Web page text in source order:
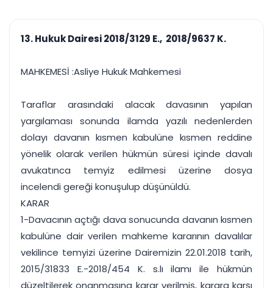
Duruşma ve görev
takvimi
Bildirim
Süreleri asla kaçırmayın
takibi
Tek panelde uçtan uca yönetim
UYAP & UETS entegrasyonundan finansa, hepsi bir arada.
Tüm özellikleri inceleyin Ücretsiz Başlayın
13. Hukuk Dairesi 2018/3129 E., 2018/9637 K.
MAHKEMESİ :Asliye Hukuk Mahkemesi
Taraflar arasındaki alacak davasının yapılan
yargılaması sonunda ilamda yazılı nedenlerden
dolayı davanın kısmen kabulüne kısmen reddine
yönelik olarak verilen hükmün süresi içinde davalı
avukatınca temyiz edilmesi üzerine dosya
incelendi gereği konuşulup düşünüldü.
KARAR
1-Davacının açtığı dava sonucunda davanın kısmen
kabulüne dair verilen mahkeme kararının davalılar
vekilince temyizi üzerine Dairemizin 22.01.2018 tarih,
2015/31833 E.-2018/454 K. s.lı ilamı ile hükmün
düzeltilerek onanmasına karar verilmiş, karara karşı